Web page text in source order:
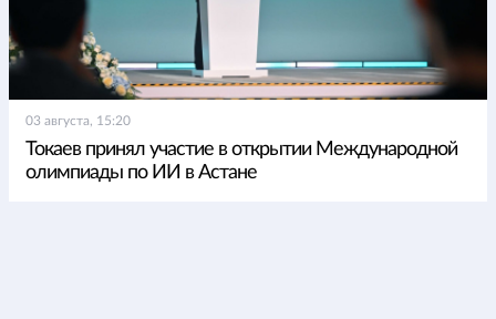
03 августа, 15:20
Токаев принял участие в открытии Международной
олимпиады по ИИ в Астане